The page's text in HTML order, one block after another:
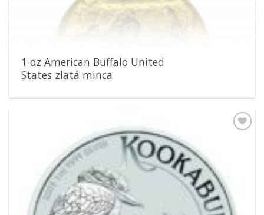
1 oz American Buffalo United
States zlatá minca